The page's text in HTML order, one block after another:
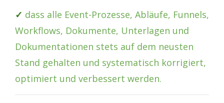
✓ dass alle Event-Prozesse, Abläufe, Funnels,
Workflows, Dokumente, Unterlagen und
Dokumentationen stets auf dem neusten
Stand gehalten und systematisch korrigiert,
optimiert und verbessert werden.